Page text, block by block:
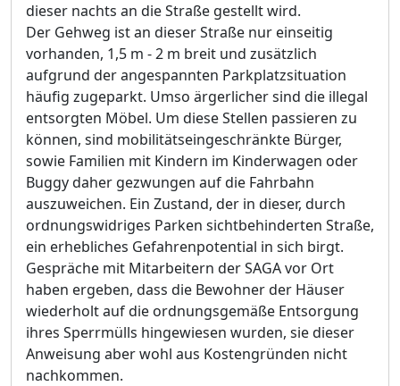
dieser nachts an die Straße gestellt wird.
Der Gehweg ist an dieser Straße nur einseitig
vorhanden, 1,5 m - 2 m breit und zusätzlich
aufgrund der angespannten Parkplatzsituation
häufig zugeparkt. Umso ärgerlicher sind die illegal
entsorgten Möbel. Um diese Stellen passieren zu
können, sind mobilitätseingeschränkte Bürger,
sowie Familien mit Kindern im Kinderwagen oder
Buggy daher gezwungen auf die Fahrbahn
auszuweichen. Ein Zustand, der in dieser, durch
ordnungswidriges Parken sichtbehinderten Straße,
ein erhebliches Gefahrenpotential in sich birgt.
Gespräche mit Mitarbeitern der SAGA vor Ort
haben ergeben, dass die Bewohner der Häuser
wiederholt auf die ordnungsgemäße Entsorgung
ihres Sperrmülls hingewiesen wurden, sie dieser
Anweisung aber wohl aus Kostengründen nicht
nachkommen.